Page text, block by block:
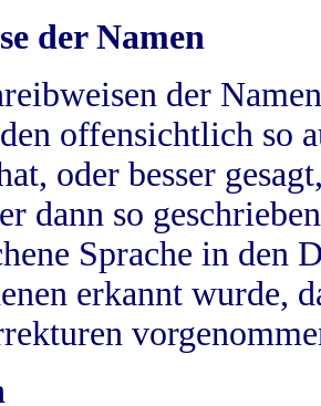
der Namen
der
offensichtlich so
oder besser
dann so
Sprache in
erkannt wurde,